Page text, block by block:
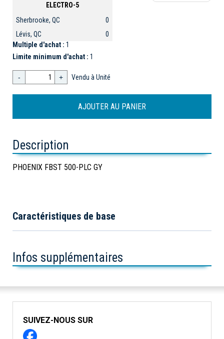
ELECTRO-5
Sherbrooke, QC
0
Lévis, QC
0
Multiple d'achat : 1
Limite minimum d'achat : 1
- + Vendu à Unité
Description
PHOENIX FBST 500-PLC GY
Caractéristiques de base
Infos supplémentaires
SUIVEZ-NOUS SUR